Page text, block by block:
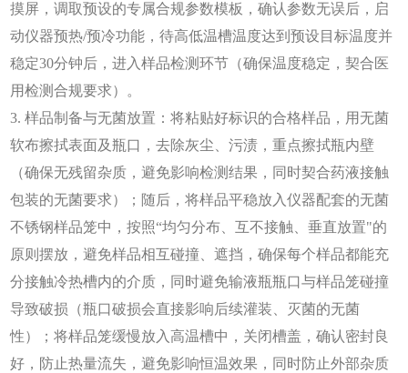
摸屏，调取预设的专属合规参数模板，确认参数无误后，启
动仪器预热/预冷功能，待高低温槽温度达到预设目标温度并
稳定30分钟后，进入样品检测环节（确保温度稳定，契合医
用检测合规要求）。
3. 样品制备与无菌放置：将粘贴好标识的合格样品，用无菌
软布擦拭表面及瓶口，去除灰尘、污渍，重点擦拭瓶内壁
（确保无残留杂质，避免影响检测结果，同时契合药液接触
包装的无菌要求）；随后，将样品平稳放入仪器配套的无菌
不锈钢样品笼中，按照“均匀分布、互不接触、垂直放置"的
原则摆放，避免样品相互碰撞、遮挡，确保每个样品都能充
分接触冷热槽内的介质，同时避免输液瓶瓶口与样品笼碰撞
导致破损（瓶口破损会直接影响后续灌装、灭菌的无菌
性）；将样品笼缓慢放入高温槽中，关闭槽盖，确认密封良
好，防止热量流失，避免影响恒温效果，同时防止外部杂质